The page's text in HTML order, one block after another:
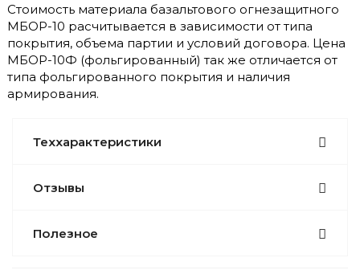
Стоимость материала базальтового огнезащитного
МБОР-10 расчитывается в зависимости от типа
покрытия, объема партии и условий договора. Цена
МБОР-10Ф (фольгированный) так же отличается от
типа фольгированного покрытия и наличия
армирования.
Теххарактеристики
Отзывы
Полезное